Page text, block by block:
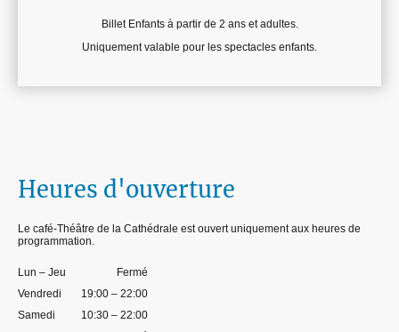
Billet Enfants à partir de 2 ans et adultes.
Uniquement valable pour les spectacles enfants.
Heures d'ouverture
Le café-Théâtre de la Cathédrale est ouvert uniquement aux heures de
programmation.
Lun – Jeu
Fermé
Vendredi
19:00 – 22:00
Samedi
10:30 – 22:00